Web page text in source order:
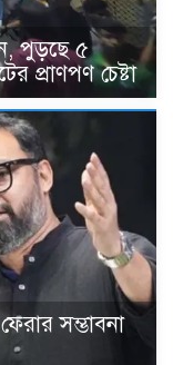
পুড়ছে ৫
প্রাণপণ চেষ্টা
সম্ভাবনা